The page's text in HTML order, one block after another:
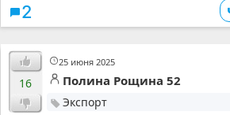
2
25 июня 2025
16 Полина Рощина 52
Экспорт